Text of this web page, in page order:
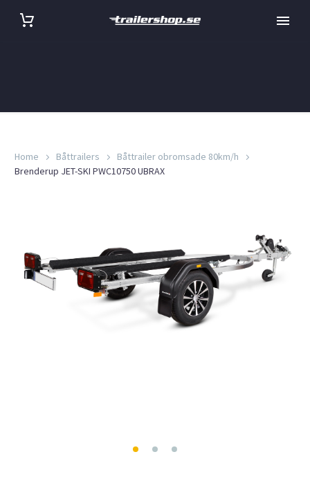
Home Båttrailers
Båttrailer obromsade 80km/h
Brenderup JET-SKI PWC10750 UBRAX